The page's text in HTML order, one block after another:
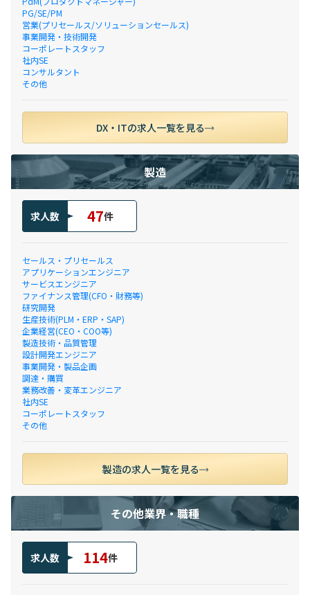
PG/SE/PM
営業(プリセールス/ソリューションセールス)
事業開発・技術開発
コーポレートスタッフ
社内SE
コンサルタント
その他
DX・ITの求人一覧を見る
製造
求人数 47件
セールス・プリセールス
アプリケーションエンジニア
サービスエンジニア
ファイナンス管理(CFO・財務等)
研究開発
生産技術(PLM・ERP・SAP)
企業経営(CEO・COO等)
製造技術・品質管理
設計開発エンジニア
事業開発・製品企画
調達・購買
業務改善・変革エンジニア
社内SE
コーポレートスタッフ
その他
製造の求人一覧を見る
その他業界・職種
求人数 114件